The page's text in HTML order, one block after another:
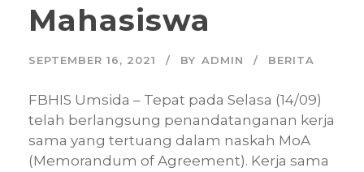
Mahasiswa
SEPTEMBER 16, 2021 BY ADMIN BERITA
FBHIS Umsida – Tepat pada Selasa (14/09)
telah berlangsung penandatanganan kerja
sama yang tertuang dalam naskah MoA
(Memorandum of Agreement). Kerja sama